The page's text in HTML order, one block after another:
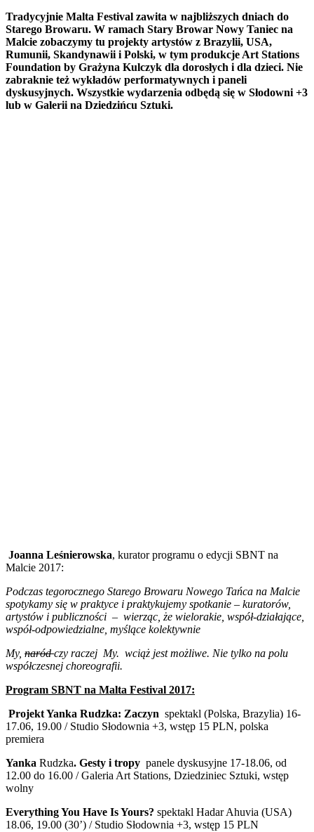
Tradycyjnie Malta Festival zawita w najbliższych dniach do
Starego Browaru. W ramach Stary Browar Nowy Taniec na
Malcie zobaczymy tu projekty artystów z Brazylii, USA,
Rumunii, Skandynawii i Polski, w tym produkcje Art Stations
Foundation by Grażyna Kulczyk dla dorosłych i dla dzieci. Nie
zabraknie też wykładów performatywnych i paneli
dyskusyjnych. Wszystkie wydarzenia odbędą się w Słodowni +3
lub w Galerii na Dziedzińcu Sztuki.
Joanna Leśnierowska, kurator programu o edycji SBNT na
Malcie 2017:
Podczas tegorocznego Starego Browaru Nowego Tańca na Malcie
spotykamy się w praktyce i praktykujemy spotkanie – kuratorów,
artystów i publiczności – wierząc, że wielorakie, współ-działające,
współ-odpowiedzialne, myślące kolektywnie
My, naródczy raczej My. wciąż jest możliwe. Nie tylko na polu
współczesnej choreografii.
Program SBNT na Malta Festival 2017:
Projekt Yanka Rudzka: Zaczyn spektakl (Polska, Brazylia) 16-
17.06, 19.00 / Studio Słodownia +3, wstęp 15 PLN, polska
premiera
Yanka Rudzka. Gesty i tropy panele dyskusyjne 17-18.06, od
12.00 do 16.00 / Galeria Art Stations, Dziedziniec Sztuki, wstęp
wolny
Everything You Have Is Yours? spektakl Hadar Ahuvia (USA)
18.06, 19.00 (30’) / Studio Słodownia +3, wstęp 15 PLN